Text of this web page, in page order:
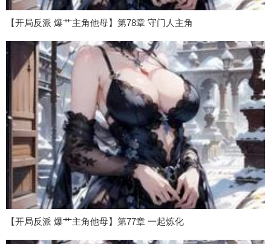
【开局反派 爆艹主角他母】第78章 守门人主角
【开局反派 爆艹主角他母】第77章 一起炼化